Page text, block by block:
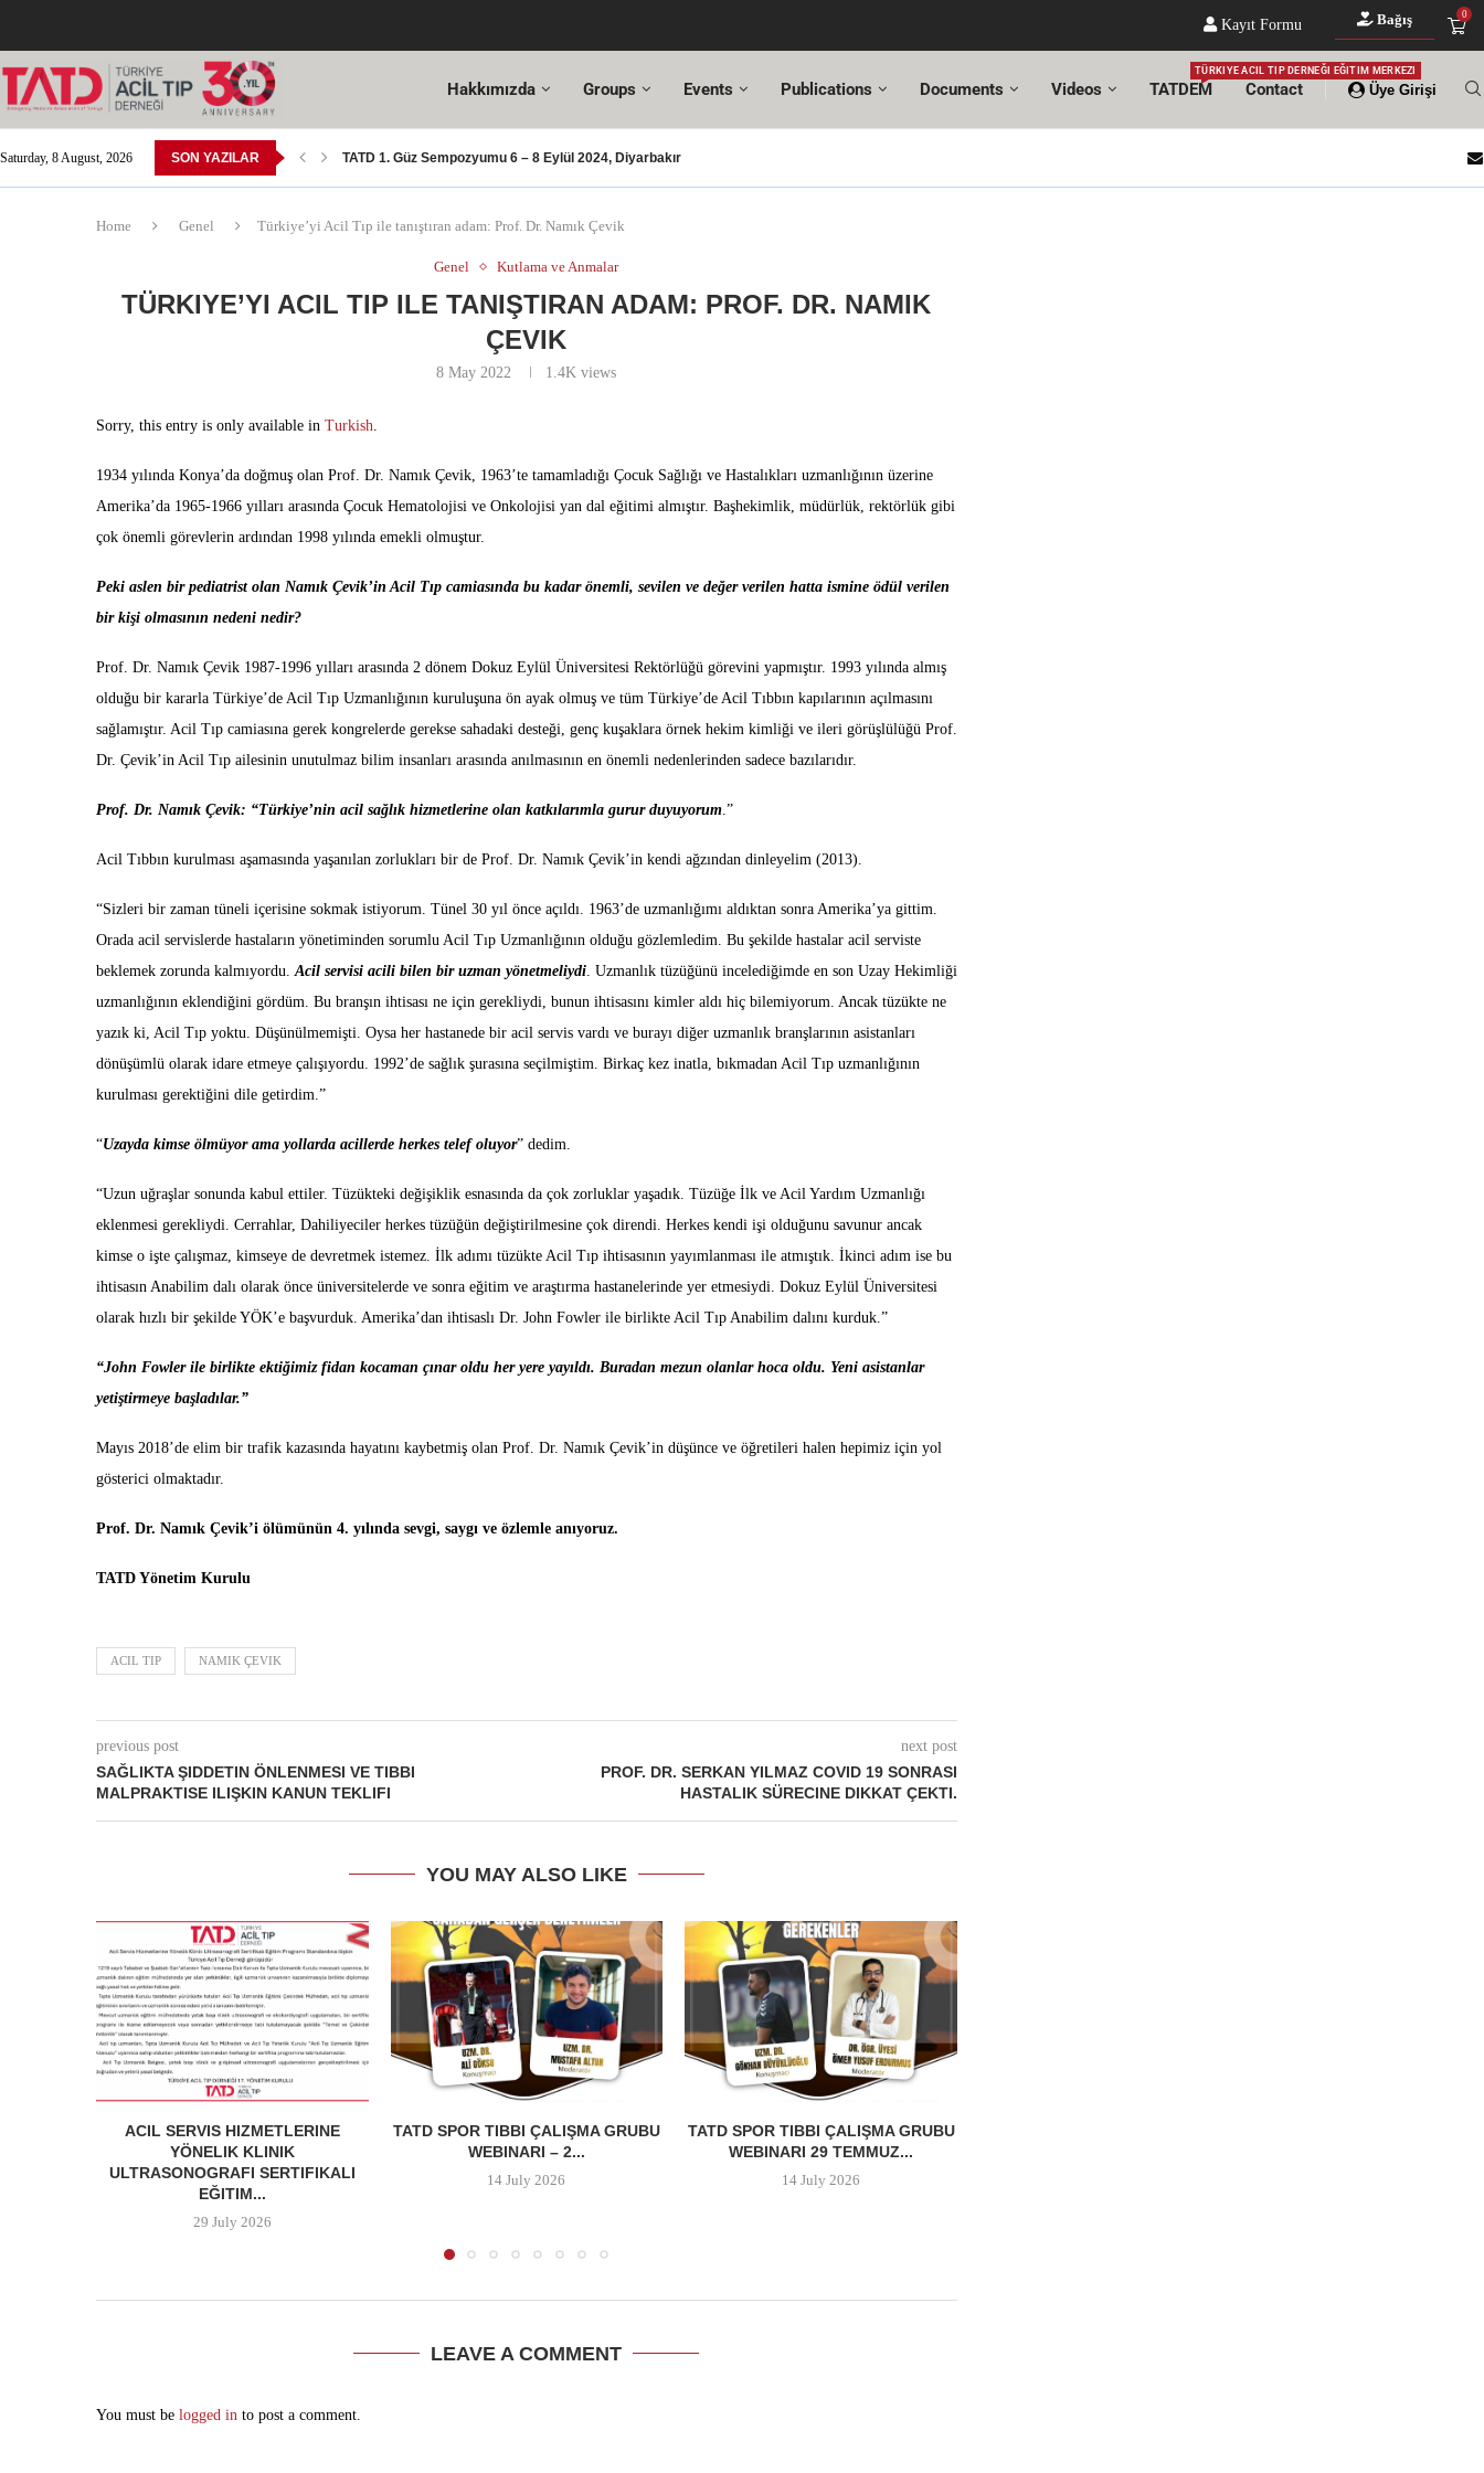
Kayıt Formu Bağış 0
Hakkımızda Groups Events Publications Documents Videos TATDEM
TÜRKIYE ACIL TIP DERNEĞI EĞITIM MERKEZI
Contact Üye Girişi
Saturday, 8 August, 2026 SON YAZILAR TATD 1. Güz Sempozyumu 6 – 8 Eylül 2024, Diyarbakır
Home Genel Türkiye’yi Acil Tıp ile tanıştıran adam: Prof. Dr. Namık Çevik
Genel Kutlama ve Anmalar
TÜRKIYE’YI ACIL TIP ILE TANIŞTIRAN ADAM: PROF. DR. NAMIK
ÇEVIK
8 May 2022 1.4K views
Sorry, this entry is only available in Turkish.
1934 yılında Konya’da doğmuş olan Prof. Dr. Namık Çevik, 1963’te tamamladığı Çocuk Sağlığı ve Hastalıkları uzmanlığının üzerine
Amerika’da 1965-1966 yılları arasında Çocuk Hematolojisi ve Onkolojisi yan dal eğitimi almıştır. Başhekimlik, müdürlük, rektörlük gibi
çok önemli görevlerin ardından 1998 yılında emekli olmuştur.
Peki aslen bir pediatrist olan Namık Çevik’in Acil Tıp camiasında bu kadar önemli, sevilen ve değer verilen hatta ismine ödül verilen
bir kişi olmasının nedeni nedir?
Prof. Dr. Namık Çevik 1987-1996 yılları arasında 2 dönem Dokuz Eylül Üniversitesi Rektörlüğü görevini yapmıştır. 1993 yılında almış
olduğu bir kararla Türkiye’de Acil Tıp Uzmanlığının kuruluşuna ön ayak olmuş ve tüm Türkiye’de Acil Tıbbın kapılarının açılmasını
sağlamıştır. Acil Tıp camiasına gerek kongrelerde gerekse sahadaki desteği, genç kuşaklara örnek hekim kimliği ve ileri görüşlülüğü Prof.
Dr. Çevik’in Acil Tıp ailesinin unutulmaz bilim insanları arasında anılmasının en önemli nedenlerinden sadece bazılarıdır.
Prof. Dr. Namık Çevik: “Türkiye’nin acil sağlık hizmetlerine olan katkılarımla gurur duyuyorum.”
Acil Tıbbın kurulması aşamasında yaşanılan zorlukları bir de Prof. Dr. Namık Çevik’in kendi ağzından dinleyelim (2013).
“Sizleri bir zaman tüneli içerisine sokmak istiyorum. Tünel 30 yıl önce açıldı. 1963’de uzmanlığımı aldıktan sonra Amerika’ya gittim.
Orada acil servislerde hastaların yönetiminden sorumlu Acil Tıp Uzmanlığının olduğu gözlemledim. Bu şekilde hastalar acil serviste
beklemek zorunda kalmıyordu.Acil servisi acili bilen bir uzman yönetmeliydi. Uzmanlık tüzüğünü incelediğimde en son Uzay Hekimliği
uzmanlığının eklendiğini gördüm. Bu branşın ihtisası ne için gerekliydi, bunun ihtisasını kimler aldı hiç bilemiyorum. Ancak tüzükte ne
yazık ki, Acil Tıp yoktu. Düşünülmemişti. Oysa her hastanede bir acil servis vardı ve burayı diğer uzmanlık branşlarının asistanları
dönüşümlü olarak idare etmeye çalışıyordu. 1992’de sağlık şurasına seçilmiştim. Birkaç kez inatla, bıkmadan Acil Tıp uzmanlığının
kurulması gerektiğini dile getirdim.”
“Uzayda kimse ölmüyor ama yollarda acillerde herkes telef oluyor” dedim.
“Uzun uğraşlar sonunda kabul ettiler. Tüzükteki değişiklik esnasında da çok zorluklar yaşadık. Tüzüğe İlk ve Acil Yardım Uzmanlığı
eklenmesi gerekliydi. Cerrahlar, Dahiliyeciler herkes tüzüğün değiştirilmesine çok direndi. Herkes kendi işi olduğunu savunur ancak
kimse o işte çalışmaz, kimseye de devretmek istemez. İlk adımı tüzükte Acil Tıp ihtisasının yayımlanması ile atmıştık. İkinci adım ise bu
ihtisasın Anabilim dalı olarak önce üniversitelerde ve sonra eğitim ve araştırma hastanelerinde yer etmesiydi. Dokuz Eylül Üniversitesi
olarak hızlı bir şekilde YÖK’e başvurduk. Amerika’dan ihtisaslı Dr. John Fowler ile birlikte Acil Tıp Anabilim dalını kurduk.”
“John Fowler ile birlikte ektiğimiz fidan kocaman çınar oldu her yere yayıldı. Buradan mezun olanlar hoca oldu. Yeni asistanlar
yetiştirmeye başladılar.”
Mayıs 2018’de elim bir trafik kazasında hayatını kaybetmiş olan Prof. Dr. Namık Çevik’in düşünce ve öğretileri halen hepimiz için yol
gösterici olmaktadır.
Prof. Dr. Namık Çevik’i ölümünün 4. yılında sevgi, saygı ve özlemle anıyoruz.
TATD Yönetim Kurulu
ACIL TIP NAMIK ÇEVIK
previous post
SAĞLIKTA ŞIDDETIN ÖNLENMESI VE TIBBI
MALPRAKTISE ILIŞKIN KANUN TEKLIFI
next post
PROF. DR. SERKAN YILMAZ COVID 19 SONRASI
HASTALIK SÜRECINE DIKKAT ÇEKTI.
YOU MAY ALSO LIKE
ACIL SERVIS HIZMETLERINE
YÖNELIK KLINIK
ULTRASONOGRAFI SERTIFIKALI
EĞITIM...
29 July 2026
TATD SPOR TIBBI ÇALIŞMA GRUBU
WEBINARI – 2...
14 July 2026
TATD SPOR TIBBI ÇALIŞMA GRUBU
WEBINARI 29 TEMMUZ...
14 July 2026
LEAVE A COMMENT
You must be logged in to post a comment.